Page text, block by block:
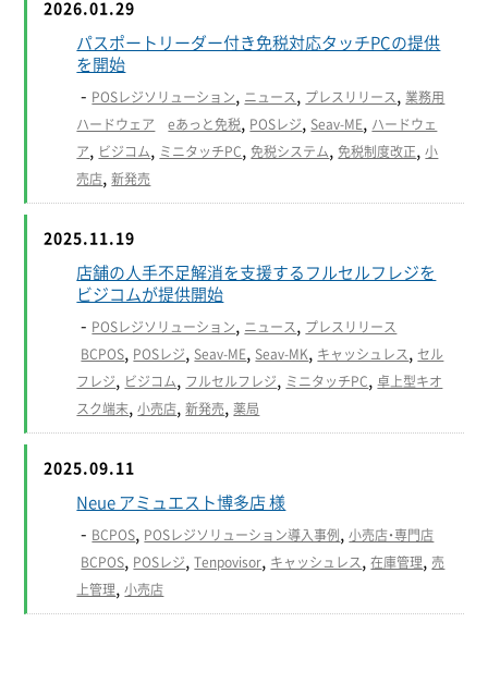
2026.01.29
パスポートリーダー付き免税対応タッチPCの提供
を開始
- POSレジソリューション ニュース プレスリリース 業務用
ハードウェア eあっと免税 POSレジ Seav-ME ハードウェ
ア ビジコム ミニタッチPC 免税システム 免税制度改正 ,小
売店 ,新発売
2025.11.19
店舗の人手不足解消を支援するフルセルフレジを
ビジコムが提供開始
- POSレジソリューション ニュース プレスリリース
BCPOS POSレジ Seav-ME Seav-MK キャッシュレス セル
フレジ ビジコム フルセルフレジ ミニタッチPC 卓上型キオ
スク端末 ,小売店 ,新発売 ,薬局
2025.09.11
Neue アミュエスト博多店 様
- BCPOS POSレジソリューション導入事例 ,小売店・専門店
BCPOS POSレジ ,Tenpovisor キャッシュレス ,在庫管理 売
上管理 ,小売店